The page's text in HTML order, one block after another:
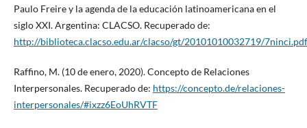
Paulo Freire y la agenda de la educación latinoamericana en el
siglo XXI. Argentina: CLACSO. Recuperado de:
http://biblioteca.clacso.edu.ar/clacso/gt/20101010032719/7ninci.pdf
Raffino, M. (10 de enero, 2020). Concepto de Relaciones
Interpersonales. Recuperado de: https://concepto.de/relaciones-
interpersonales/#ixzz6EoUhRVTF